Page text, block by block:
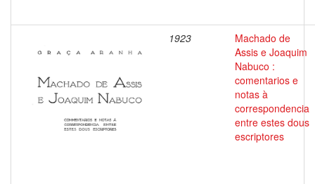
1923
Machado de
Assis e Joaquim
Nabuco :
comentarios e
notas à
correspondencia
entre estes dous
escriptores